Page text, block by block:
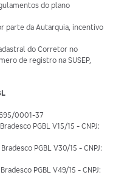
do plano
parte da Autarquia, incentivo
do Corretor no
de registro na SUSEP,
0001-37
PGBL V15/15 - CNPJ:
PGBL V30/15 - CNPJ:
PGBL V49/15 - CNPJ: